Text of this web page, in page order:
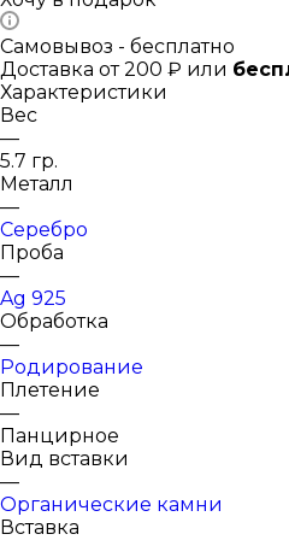
Самовывоз - бесплатно
Доставка от 200 ₽ или
Характеристики
Вес
—
5.7 гр.
Металл
—
Серебро
Проба
—
Ag 925
Обработка
—
Родирование
Плетение
—
Панцирное
Вид вставки
—
Органические камни
Вставка